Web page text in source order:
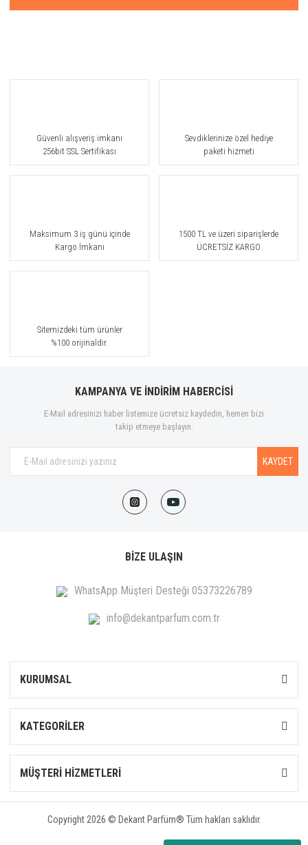
Güvenli alışveriş imkanı
256bit SSL Sertifikası
Sevdiklerinize özel hediye
paketi hizmeti
Maksimum 3 iş günü içinde
Kargo İmkanı
1500 TL ve üzeri siparişlerde
ÜCRETSİZ KARGO
Sitemizdeki tüm ürünler
%100 orijinaldir.
KAMPANYA VE İNDİRİM HABERCİSİ
E-Mail adresinizi haber listemize ücretsiz kaydedin, hemen bizi
takip etmeye başlayın.
KAYDET
BİZE ULAŞIN
WhatsApp Müşteri Desteği 05373226789
info@dekantparfum.com.tr
KURUMSAL
KATEGORİLER
MÜŞTERİ HİZMETLERİ
Copyright 2026 © Dekant Parfüm® Tüm hakları saklıdır.